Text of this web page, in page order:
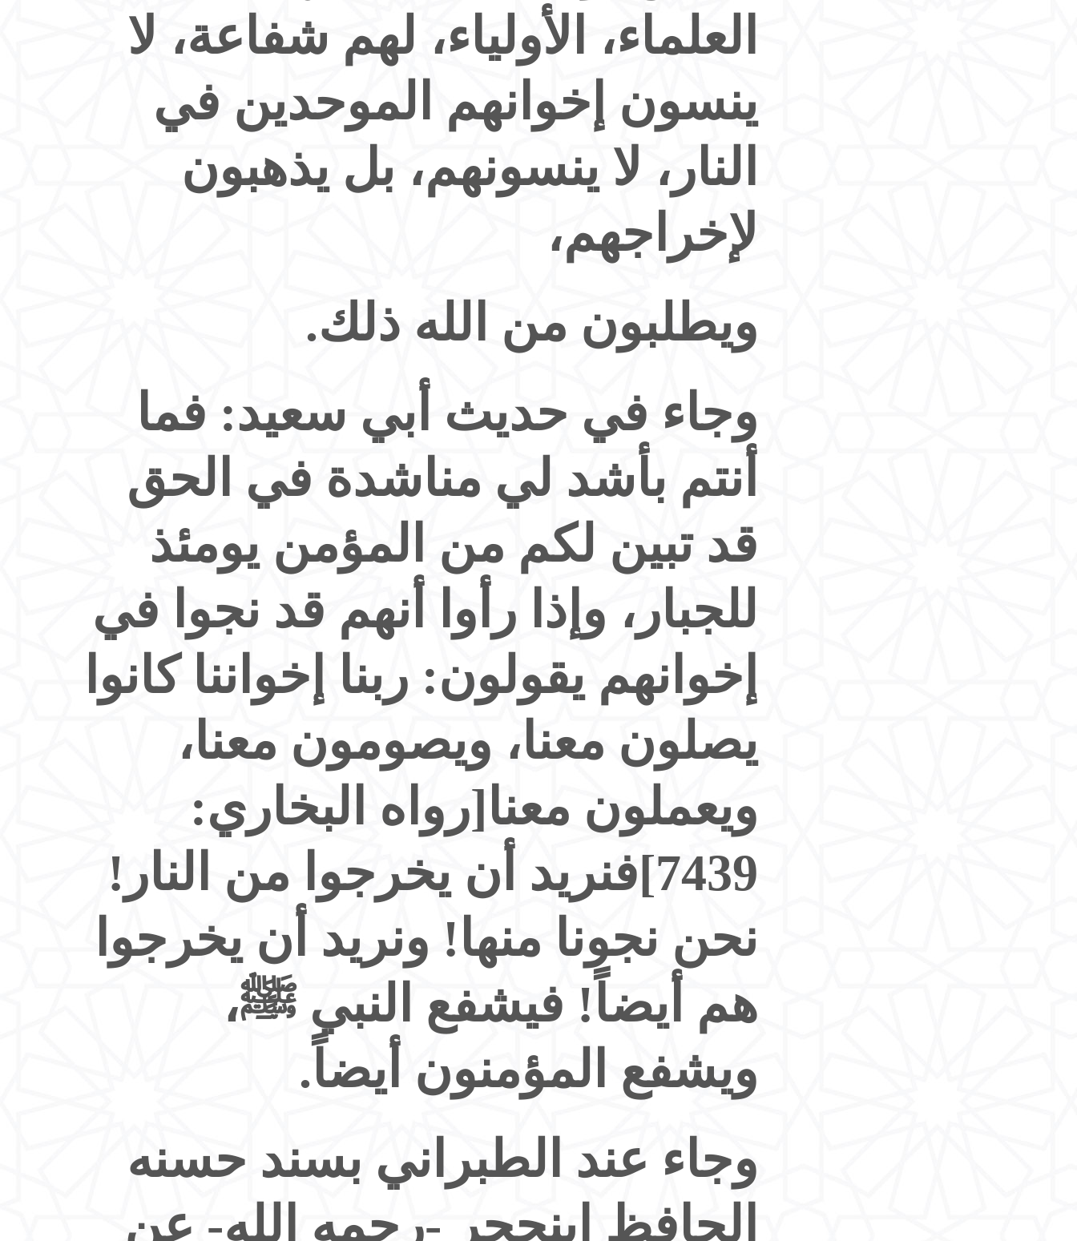
العلماء، الأولياء، لهم شفاعة، لا
ينسون إخوانهم الموحدين في
النار، لا ينسونهم، بل يذهبون
لإخراجهم،
ويطلبون من الله ذلك.
وجاء في حديث أبي سعيد: فما
أنتم بأشد لي مناشدة في الحق
قد تبين لكم من المؤمن يومئذ
للجبار، وإذا رأوا أنهم قد نجوا في
إخوانهم يقولون: ربنا إخواننا كانوا
يصلون معنا، ويصومون معنا،
ويعملون معنا[رواه البخاري:
7439]فنريد أن يخرجوا من النار!
نحن نجونا منها! ونريد أن يخرجوا
هم أيضاً! فيشفع النبي ﷺ،
ويشفع المؤمنون أيضاً.
وجاء عند الطبراني بسند حسنه
الحافظ ابنحجر -رحمه الله- عن